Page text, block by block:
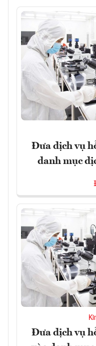
Đưa dịch vụ
danh mục
Đưa dịch vụ